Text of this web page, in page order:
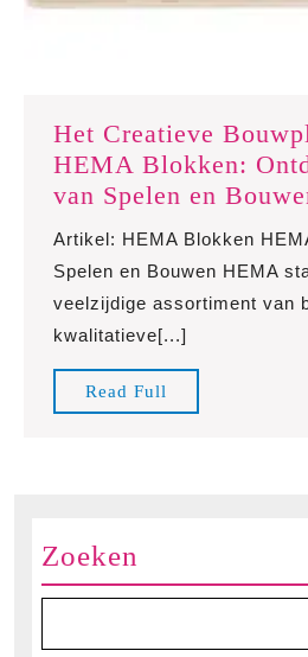
Het Creatieve
HEMA Blokken:
van Spelen en
Artikel: HEMA Blokken
Spelen en Bouwen HEMA
veelzijdige assortiment van
kwalitatieve[...]
Read Full
Full
Zoeken